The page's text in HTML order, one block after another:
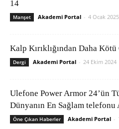
14
Manşet Akademi Portal - 4 Ocak 2025
Kalp Kırıklığından Daha
Dergi Akademi Portal - 24 Ekim 2024
Ulefone Power Armor 24’ün
Dünyanın En Sağlam telefonu
Öne Çıkan Haberler Akademi Portal -